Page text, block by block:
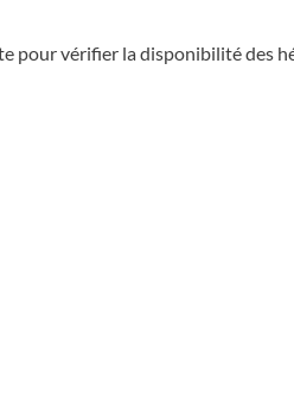
pour vérifier la disponibilité des